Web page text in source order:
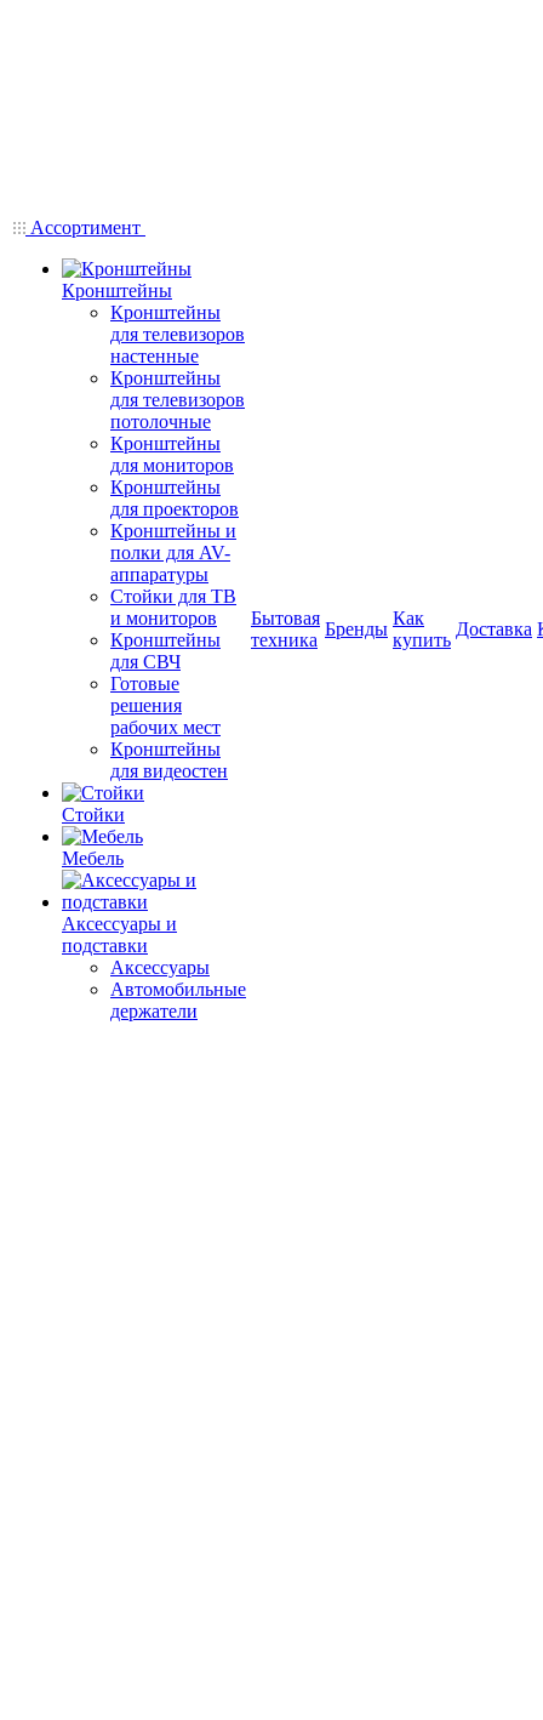
Ассортимент
Кронштейны
Кронштейны
для телевизоров
настенные
Кронштейны
для телевизоров
потолочные
Кронштейны
для мониторов
Кронштейны
для проекторов
Кронштейны и
полки для AV-
аппаратуры
Стойки для ТВ
и мониторов
Кронштейны
для СВЧ
Готовые
решения
рабочих мест
Кронштейны
для видеостен
Стойки
Мебель
Аксессуары и
подставки
Аксессуары
Автомобильные
держатели
Бытовая
техника
Бренды
Как
купить
Доставка